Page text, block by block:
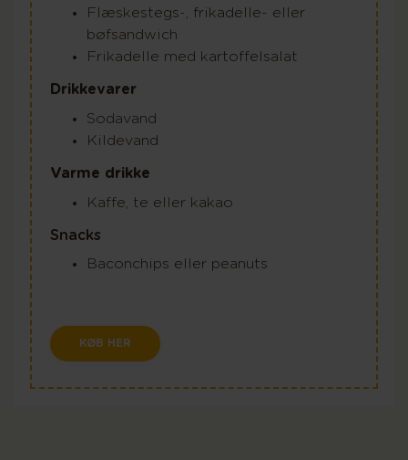
Flæskestegs-, frikadelle- eller
bøfsandwich
Frikadelle med kartoffelsalat
Drikkevarer
Sodavand
Kildevand
Varme drikke
Kaffe, te eller kakao
Snacks
Baconchips eller peanuts
KØB HER